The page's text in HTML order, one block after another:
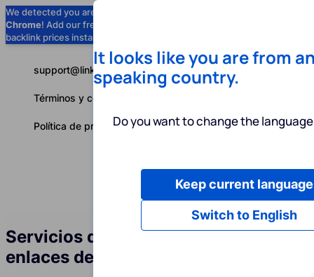
We detected you are using
Chrome! Add our free extension to check
backlink prices instantly as you browse.
Servicios
Español
support@linkbuilder.com
Términos y condiciones
Política de privacidad
Servicios de construcción de
enlaces de foros (Crowd) en Bolivia
It looks like you are from
speaking country.
Do you want to change the
Switch to English
Keep current language